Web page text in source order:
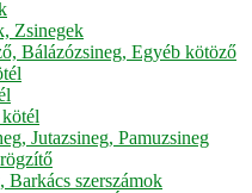
Zsinegek
Bálázózsineg, Egyéb kötöző
Jutazsineg, Pamuzsineg
Barkács szerszámok